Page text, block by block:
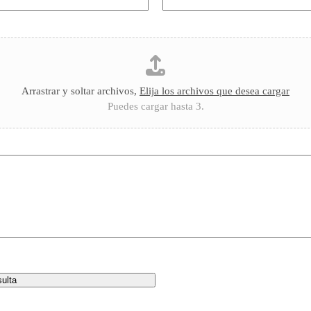
Arrastrar y soltar archivos, Elija los archivos que desea cargar
Puedes cargar hasta 3.